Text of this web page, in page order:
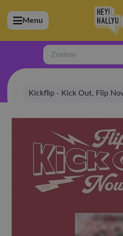
(Artiesten)
(Merchandise)
(Exclusive)
(Winkel)
Menu
Zoeken
Kickflip - Kick Out, Flip